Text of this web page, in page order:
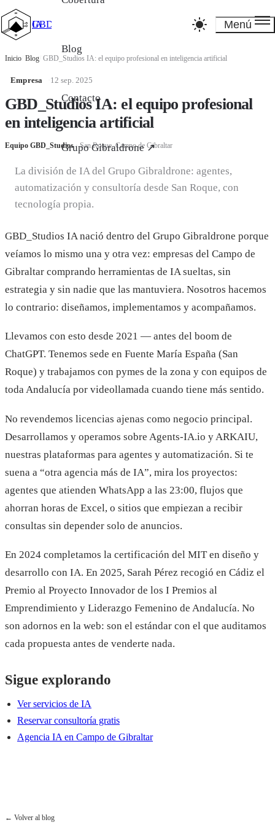
GBD_Studios IA
Blog
Contacto
Grupo Gibraldrone ↗
Menú
Inicio Blog GBD_Studios IA: el equipo profesional en inteligencia artificial
Empresa 12 sep. 2025
GBD_Studios IA: el equipo profesional
en inteligencia artificial
Equipo GBD_Studios · San Roque, Campo de Gibraltar
La división de IA del Grupo Gibraldrone: agentes,
automatización y consultoría desde San Roque, con
tecnología propia.
GBD_Studios IA nació dentro del Grupo Gibraldrone porque
veíamos lo mismo una y otra vez: empresas del Campo de
Gibraltar comprando herramientas de IA sueltas, sin
estrategia y sin nadie que las mantuviera. Nosotros hacemos
lo contrario: diseñamos, implementamos y acompañamos.
Llevamos con esto desde 2021 — antes del boom de
ChatGPT. Tenemos sede en Fuente María España (San
Roque) y trabajamos con pymes de la zona y con equipos de
toda Andalucía por videollamada cuando tiene más sentido.
No revendemos licencias ajenas como negocio principal.
Desarrollamos y operamos sobre Agents-IA.io y ARKAIU,
nuestras plataformas para agentes y automatización. Si te
suena a “otra agencia más de IA”, mira los proyectos:
agentes que atienden WhatsApp a las 23:00, flujos que
ahorran horas de Excel, o sitios que empiezan a recibir
consultas sin depender solo de anuncios.
En 2024 completamos la certificación del MIT en diseño y
desarrollo con IA. En 2025, Sarah Pérez recogió en Cádiz el
Premio al Proyecto Innovador de los I Premios al
Emprendimiento y Liderazgo Femenino de Andalucía. No
son adornos en la web: son el estándar con el que auditamos
cada propuesta antes de venderte nada.
Sigue explorando
Ver servicios de IA
Reservar consultoría gratis
Agencia IA en Campo de Gibraltar
← Volver al blog